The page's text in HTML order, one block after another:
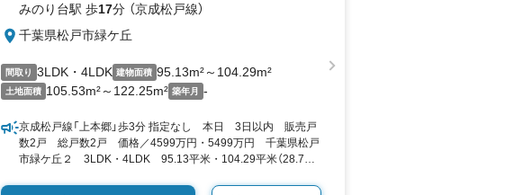
みのり台駅 歩17分 （京成松戸線）
千葉県松戸市緑ケ丘
間取り 3LDK・4LDK 建物面積 95.13m²～104.29m²
土地面積 105.53m²～122.25m² 築年月 -
京成松戸線「上本郷」歩3分 指定なし 本日 3日以内 販売戸
数2戸 総戸数2戸 価格／4599万円・5499万円 千葉県松戸
市緑ケ丘２ 3LDK・4LDK 95.13平米・104.29平米（28.77